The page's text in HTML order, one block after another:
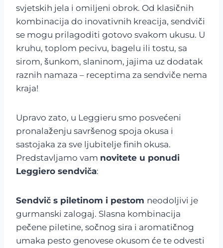
svjetskih jela i omiljeni obrok. Od klasičnih
kombinacija do inovativnih kreacija, sendviči
se mogu prilagoditi gotovo svakom ukusu. U
kruhu, toplom pecivu, bagelu ili tostu, sa
sirom, šunkom, slaninom, jajima uz dodatak
raznih namaza – receptima za sendviče nema
kraja!
Upravo zato, u Leggieru smo posvećeni
pronalaženju savršenog spoja okusa i
sastojaka za sve ljubitelje finih okusa.
Predstavljamo vam novitete u ponudi
Leggiero sendviča:
Sendvič s piletinom i pestom neodoljivi je
gurmanski zalogaj. Slasna kombinacija
pečene piletine, sočnog sira i aromatičnog
umaka pesto genovese okusom će te odvesti